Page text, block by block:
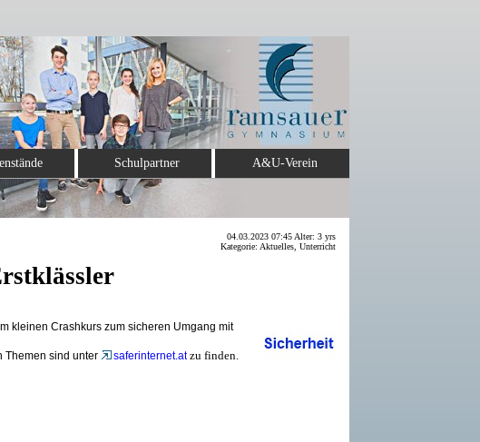
Schulpartner A&U-Verein
04.03.2023 07:45 Alter: 3 yrs
Kategorie: Aktuelles, Unterricht
kleinen Crashkurs zum sicheren Umgang mit
Themen sind unter
saferinternet.at zu finden.